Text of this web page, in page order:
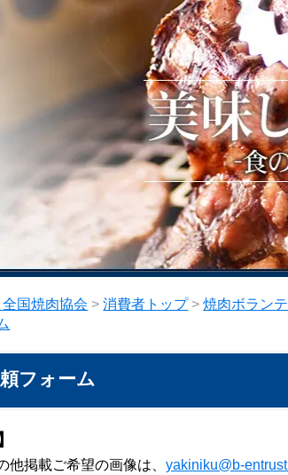
国焼肉協会 > 消費者トップ > 焼肉ボラン
フォーム
他掲載ご希望の画像は、yakiniku@b-